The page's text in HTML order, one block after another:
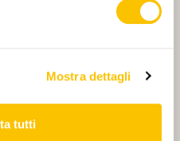
Mostra dettagli
tutti
DI TRASPORTO